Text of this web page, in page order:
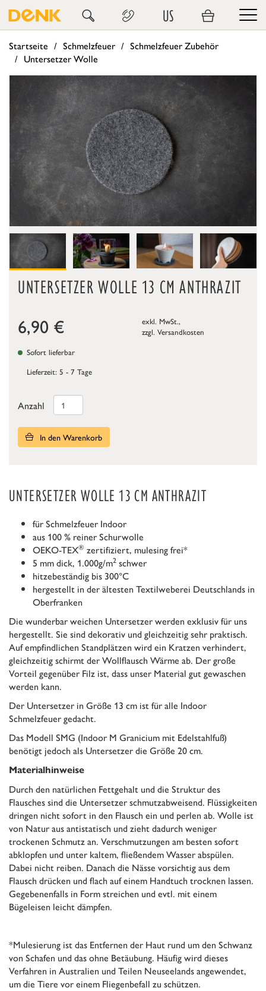
US
Startseite Schmelzfeuer
Schmelzfeuer Zubehör
Untersetzer Wolle
UNTERSETZER WOLLE 13 CM ANTHRAZIT
6,90 €
exkl. MwSt.,
zzgl. Versandkosten
Sofort lieferbar
Lieferzeit: 5 - 7 Tage
Anzahl
In den Warenkorb
UNTERSETZER WOLLE 13 CM ANTHRAZIT
für Schmelzfeuer Indoor
aus 100 % reiner Schurwolle
OEKO-TEX® zertifiziert, mulesing frei*
5 mm dick, 1.000g/m2 schwer
hitzebeständig bis 300°C
hergestellt in der ältesten Textilweberei Deutschlands in
Oberfranken
Die wunderbar weichen Untersetzer werden exklusiv für uns
hergestellt. Sie sind dekorativ und gleichzeitig sehr praktisch.
Auf empfindlichen Standplätzen wird ein Kratzen verhindert,
gleichzeitig schirmt der Wollflausch Wärme ab. Der große
Vorteil gegenüber Filz ist, dass unser Material gut gewaschen
werden kann.
Der Untersetzer in Größe 13 cm ist für alle Indoor
Schmelzfeuer gedacht.
Das Modell SMG (Indoor M Granicium mit Edelstahlfuß)
benötigt jedoch als Untersetzer die Größe 20 cm.
Materialhinweise
Durch den natürlichen Fettgehalt und die Struktur des
Flausches sind die Untersetzer schmutzabweisend. Flüssigkeiten
dringen nicht sofort in den Flausch ein und perlen ab. Wolle ist
von Natur aus antistatisch und zieht dadurch weniger
trockenen Schmutz an. Verschmutzungen am besten sofort
abklopfen und unter kaltem, fließendem Wasser abspülen.
Dabei nicht reiben. Danach die Nässe vorsichtig aus dem
Flausch drücken und flach auf einem Handtuch trocknen lassen.
Gegebenenfalls in Form streichen und evtl. mit einem
Bügeleisen leicht dämpfen.
*Mulesierung ist das Entfernen der Haut rund um den Schwanz
von Schafen und das ohne Betäubung. Häufig wird dieses
Verfahren in Australien und Teilen Neuseelands angewendet,
um die Tiere vor einem Fliegenbefall zu schützen.